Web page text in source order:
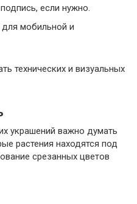
если нужно.
мобильной и
технических и визуальных
украшений важно думать
растения находятся под
срезанных цветов